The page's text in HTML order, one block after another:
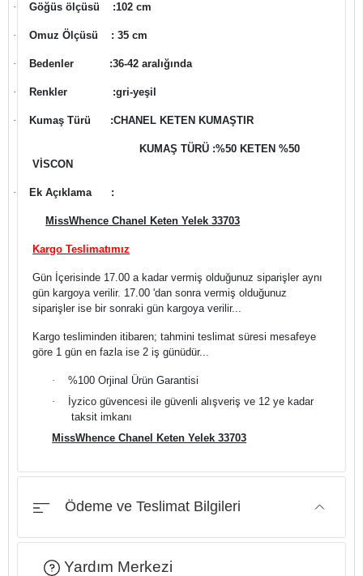
· Göğüs ölçüsü :102 cm
· Omuz Ölçüsü : 35 cm
· Bedenler :36-42 aralığında
· Renkler :gri-yeşil
· Kumaş Türü :CHANEL KETEN KUMAŞTIR
KUMAŞ TÜRÜ :%50 KETEN %50
VİSCON
· Ek Açıklama :
MissWhence Chanel Keten Yelek 33703
Kargo Teslimatımız
Gün İçerisinde 17.00 a kadar vermiş olduğunuz siparişler aynı
gün kargoya verilir. 17.00 'dan sonra vermiş olduğunuz
siparişler ise bir sonraki gün kargoya verilir...
Kargo tesliminden itibaren; tahmini teslimat süresi mesafeye
göre 1 gün en fazla ise 2 iş günüdür...
·
%100 Orjinal Ürün Garantisi
·
İyzico güvencesi ile güvenli alışveriş ve 12 ye kadar
taksit imkanı
MissWhence Chanel Keten Yelek 33703
Ödeme ve Teslimat Bilgileri
Yardım Merkezi